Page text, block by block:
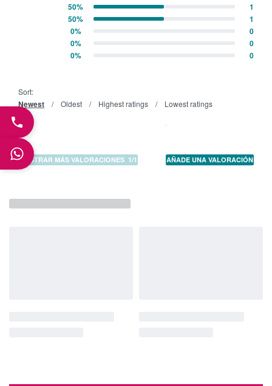
de 5
50% 1
50% 1
0% 0
0% 0
0% 0
Sort:
Newest Oldest Highest ratings Lowest ratings
MOSTRAR MÁS VALORACIONES / AÑADE UNA VALORACIÓN